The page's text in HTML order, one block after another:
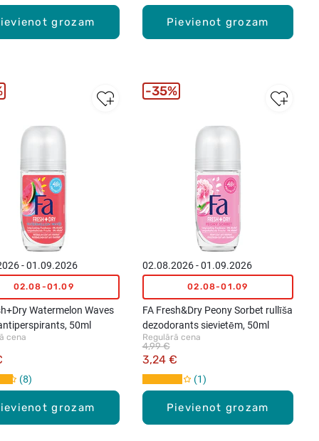
grozam Pievienot grozam
grozam
- 01.09.2026
02.08-01.09
Watermelon Waves
50ml
cena
8
Pievienot grozam
02.08.2026 - 01.09.2026
02.08-01.09
FA Fresh&Dry Peony Sorbet rullīša
dezodorants sievietēm, 50ml
Regulārā cena
3,24 €
4,99 €
1
35%